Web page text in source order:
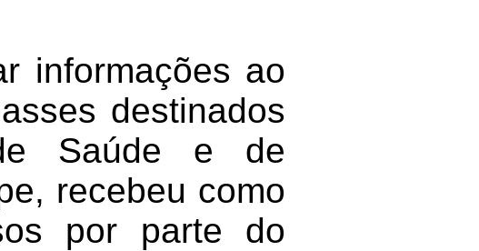
informações ao
destinados
Saúde e de
recebeu como
por parte do